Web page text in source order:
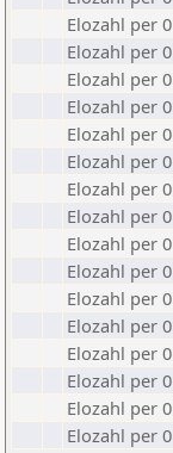
Elozahl per
Elozahl per
Elozahl per
Elozahl per
Elozahl per
Elozahl per
Elozahl per
Elozahl per
Elozahl per
Elozahl per
Elozahl per
Elozahl per
Elozahl per
Elozahl per
Elozahl per
Elozahl per